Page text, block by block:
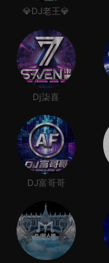
💎DJ老王💎
Dj柒喜
DJ富哥哥